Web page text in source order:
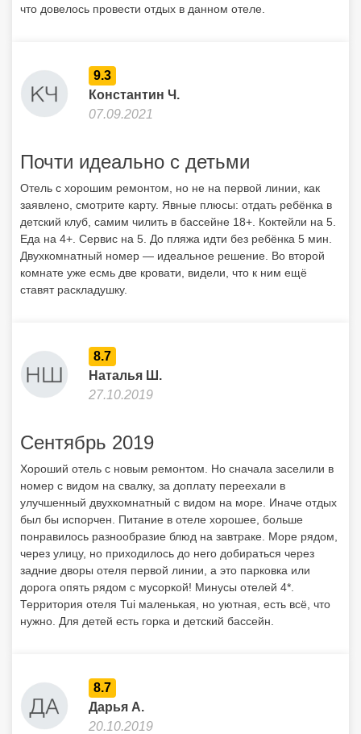
что довелось провести отдых в данном отеле.
9.3
Константин Ч.
07.09.2021
Почти идеально с детьми
Отель с хорошим ремонтом, но не на первой линии, как
заявлено, смотрите карту. Явные плюсы: отдать ребёнка в
детский клуб, самим чилить в бассейне 18+. Коктейли на 5.
Еда на 4+. Сервис на 5. До пляжа идти без ребёнка 5 мин.
Двухкомнатный номер — идеальное решение. Во второй
комнате уже есмь две кровати, видели, что к ним ещё
ставят раскладушку.
8.7
Наталья Ш.
27.10.2019
Сентябрь 2019
Хороший отель с новым ремонтом. Но сначала заселили в
номер с видом на свалку, за доплату переехали в
улучшенный двухкомнатный с видом на море. Иначе отдых
был бы испорчен. Питание в отеле хорошее, больше
понравилось разнообразие блюд на завтраке. Море рядом,
через улицу, но приходилось до него добираться через
задние дворы отеля первой линии, а это парковка или
дорога опять рядом с мусоркой! Минусы отелей 4*.
Территория отеля Tui маленькая, но уютная, есть всё, что
нужно. Для детей есть горка и детский бассейн.
8.7
Дарья А.
20.10.2019